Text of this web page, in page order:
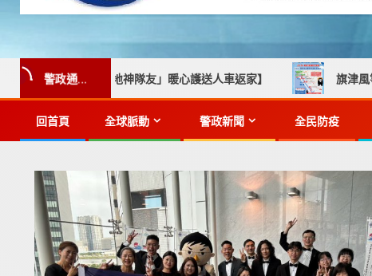
警政通...
在地神隊友」暖心護送人車返家】 旗津風箏節本週登場！
回首頁 全球脈動 警政新聞 全民防疫